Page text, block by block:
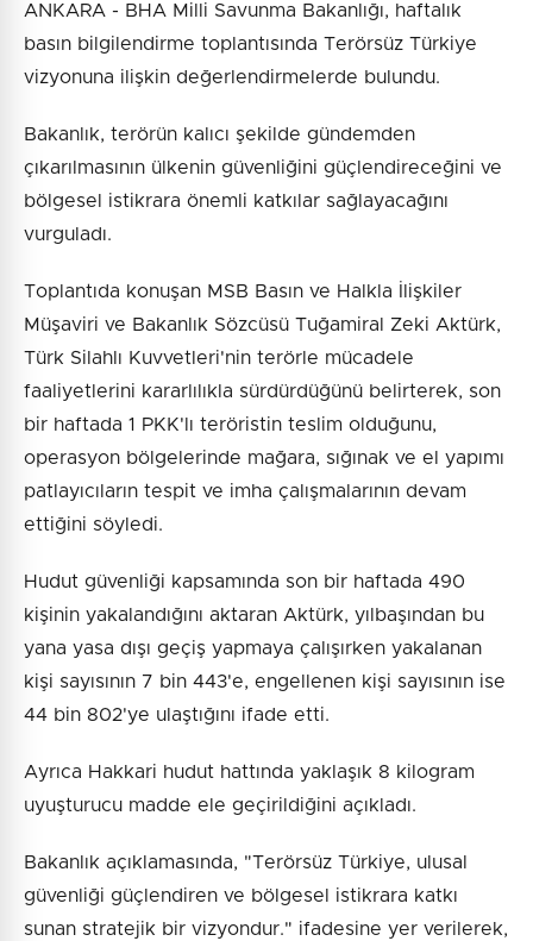
ANKARA - BHA Milli Savunma Bakanlığı, haftalık
basın bilgilendirme toplantısında Terörsüz Türkiye
vizyonuna ilişkin değerlendirmelerde bulundu.
Bakanlık, terörün kalıcı şekilde gündemden
çıkarılmasının ülkenin güvenliğini güçlendireceğini ve
bölgesel istikrara önemli katkılar sağlayacağını
vurguladı.
Toplantıda konuşan MSB Basın ve Halkla İlişkiler
Müşaviri ve Bakanlık Sözcüsü Tuğamiral Zeki Aktürk,
Türk Silahlı Kuvvetleri'nin terörle mücadele
faaliyetlerini kararlılıkla sürdürdüğünü belirterek, son
bir haftada 1 PKK'lı teröristin teslim olduğunu,
operasyon bölgelerinde mağara, sığınak ve el yapımı
patlayıcıların tespit ve imha çalışmalarının devam
ettiğini söyledi.
Hudut güvenliği kapsamında son bir haftada 490
kişinin yakalandığını aktaran Aktürk, yılbaşından bu
yana yasa dışı geçiş yapmaya çalışırken yakalanan
kişi sayısının 7 bin 443'e, engellenen kişi sayısının ise
44 bin 802'ye ulaştığını ifade etti.
Ayrıca Hakkari hudut hattında yaklaşık 8 kilogram
uyuşturucu madde ele geçirildiğini açıkladı.
Bakanlık açıklamasında, "Terörsüz Türkiye, ulusal
güvenliği güçlendiren ve bölgesel istikrara katkı
sunan stratejik bir vizyondur." ifadesine yer verilerek,